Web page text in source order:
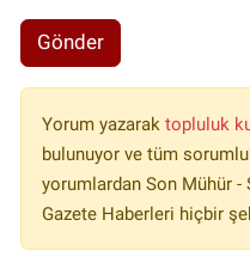
Gönder
Yorum yazarak topluluk
bulunuyor ve tüm
yorumlardan Son Mühür -
Gazete Haberleri hiçbir